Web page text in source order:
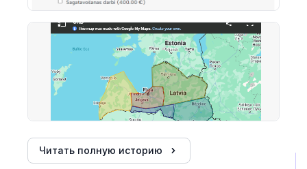
Читать полную историю